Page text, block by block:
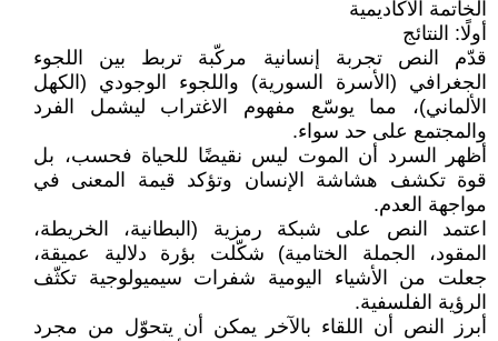
الخاتمة الأكاديمية
أولًا: النتائج
قدّم النص تجربة إنسانية مركّبة تربط بين اللجوء
الجغرافي (الأسرة السورية) واللجوء الوجودي (الكهل
الألماني)، مما يوسّع مفهوم الاغتراب ليشمل الفرد
والمجتمع على حد سواء.
أظهر السرد أن الموت ليس نقيضًا للحياة فحسب، بل
قوة تكشف هشاشة الإنسان وتؤكد قيمة المعنى في
مواجهة العدم.
اعتمد النص على شبكة رمزية (البطانية، الخريطة،
المقود، الجملة الختامية) شكّلت بؤرة دلالية عميقة،
جعلت من الأشياء اليومية شفرات سيميولوجية تكثّف
الرؤية الفلسفية.
أبرز النص أن اللقاء بالآخر يمكن أن يتحوّل من مجرد